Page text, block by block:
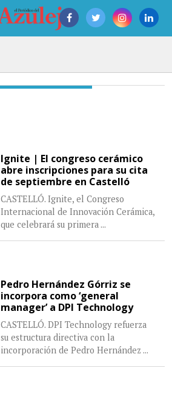
Ignite | El congreso cerámico
abre inscripciones para su cita
de septiembre en Castelló
CASTELLÓ. Ignite, el Congreso
Internacional de Innovación Cerámica,
que celebrará su primera ...
Pedro Hernández Górriz se
incorpora como ‘general
manager’ a DPI Technology
CASTELLÓ. DPI Technology refuerza
su estructura directiva con la
incorporación de Pedro Hernández ...